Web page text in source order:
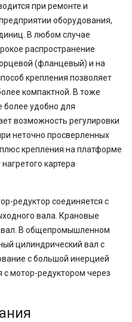
при ремонте и
оборудования,
В любом случае
распространение
(фланцевый) и на
крепления позволяет
компактной. В тоже
более удобно для
возможность регулировки
неточно просверленных
крепления на платформе
картера
редуктор соединяется с
вала. Крановые
В общепромышленном
цилиндрический вал с
с большой инерцией
с мотор-редуктором через